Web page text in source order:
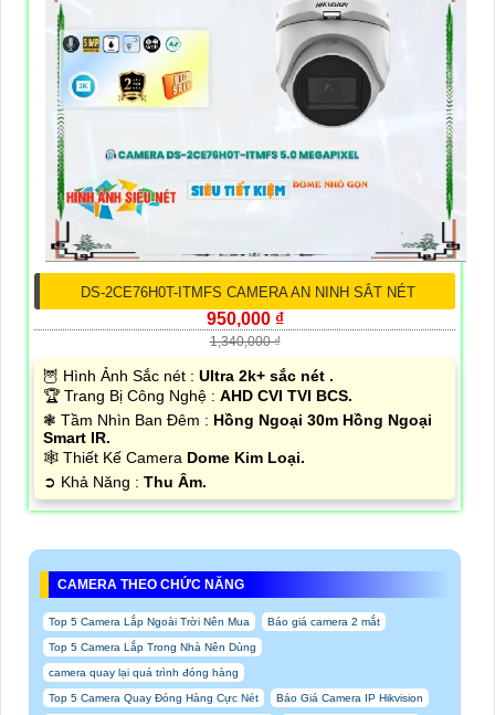
DS-2CE76H0T-ITMFS CAMERA AN NINH SẮT NÉT
950,000 ₫
1,340,000 ₫
🦉 Hình Ảnh Sắc nét : Ultra 2k+ sắc nét .
🏆 Trang Bị Công Nghệ : AHD CVI TVI BCS.
❃ Tầm Nhìn Ban Đêm : Hồng Ngoại 30m Hồng Ngoại
Smart IR.
🕸️ Thiết Kế Camera Dome Kim Loại.
️➲ Khả Năng : Thu Âm.
CAMERA THEO CHỨC NĂNG
Top 5 Camera Lắp Ngoài Trời Nên Mua Báo giá camera 2 mắt
Top 5 Camera Lắp Trong Nhà Nên Dùng
camera quay lại quá trình đóng hàng
Top 5 Camera Quay Đóng Hàng Cực Nét Báo Giá Camera IP Hikvision